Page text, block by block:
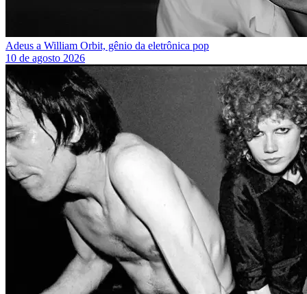
Adeus a William Orbit, gênio da eletrônica pop
10 de agosto 2026